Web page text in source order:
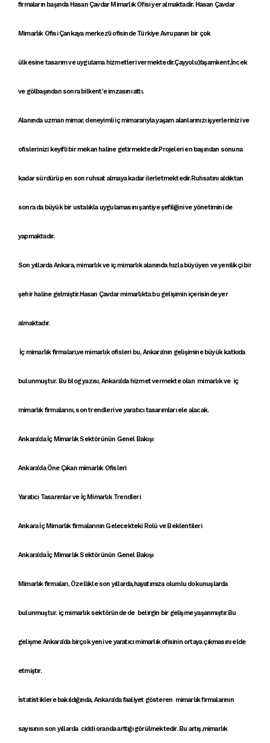
firmaların başındaHasan Çavdar Mimarlık Ofisiyer almaktadir. Hasan Çavdar
Mimarlık OfisiÇankayamerkezli ofisinde Türkiye Avrupanın bir çok
ülkesinetasarım ve uygulama hizmetlerivermektedir.Çayyolu,Yaşamkent,İncek
ve gölbaşından sonra bilkent'e imzasını attı.
Alanında uzman mimar, deneyimli iç mimararıyla yaşam alanlarınızı işyerlerinizi ve
ofislerinizi keyifli bir mekan haline getirmektedir.Projeleri en başından sonuna
kadar sürdürüp en son ruhsat almaya kadar ilerletmektedir.Ruhsatını aldıktan
sonra da büyük bir ustalıkla uygulamasını şantiye şefiliğini ve yönetimini de
yapmaktadır.
Son yıllardaAnkara, mimarlıkveiç mimarlıkalanında hızla büyüyen veyenilikçibir
şehir haline gelmiştir.Hasan Çavdar mimarlıkta bu gelişimin içerisinde yer
almaktadır.
İç mimarlık firmaları,vemimarlık ofisleribu,Ankara'nın gelişimine büyük katkıda
bulunmuştur. Bu blog yazısı,Ankara'da hizmet vermekte olan mimarlık veiç
mimarlık firmalarını,son trendleri veyaratıcı tasarımlarıele alacak.
Ankara'da İç Mimarlık Sektörünün Genel Bakışı
Ankara'da Öne Çıkan mimarlık Ofisleri
Yaratıcı Tasarımlar ve İç Mimarlık Trendleri
Ankara İç Mimarlık firmalarının Gelecekteki Rolü ve Beklentileri
Ankara'da İç Mimarlık Sektörünün Genel Bakışı
Mimarlık firmaları, Özellikle son yıllarda,hayatımıza olumlu dokunuşlarda
bulunmuştur. iç mimarlıksektöründe de belirgin bir gelişme yaşanmıştır.Bu
gelişme Ankara'da birçok yeni veyaratıcı mimarlık ofisinin ortaya çıkmasını elde
etmiştır.
İstatistiklere bakıldığında,Ankara'da faaliyet gösteren mimarlık firmalarının
sayısının son yıllarda ciddi oranda arttığı görülmektedir. Bu artış,mimarlık